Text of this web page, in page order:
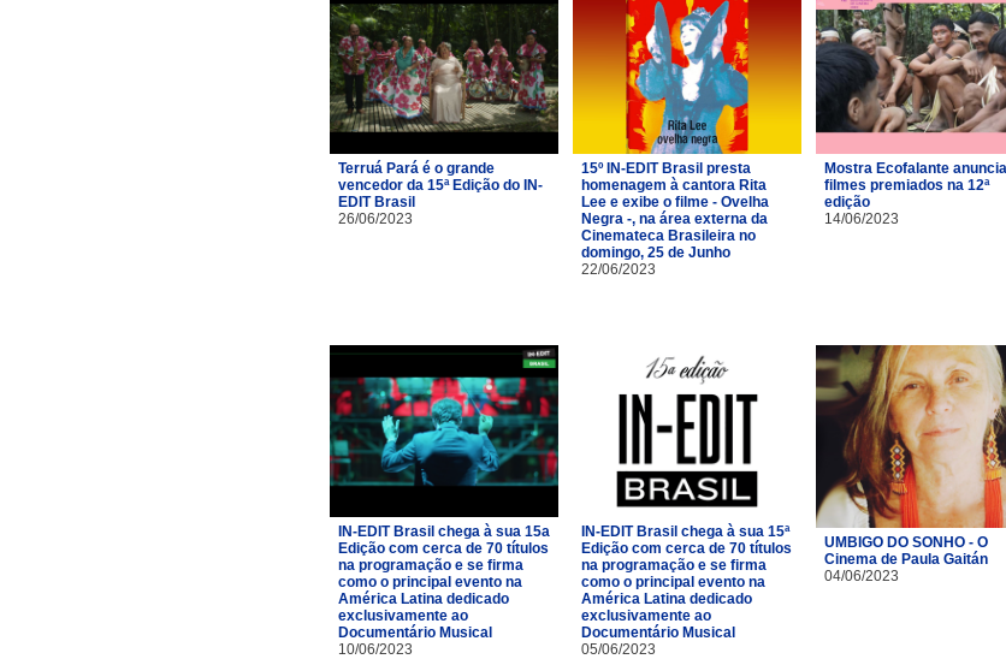
Terruá Pará é o grande
vencedor da 15ª Edição do IN-
EDIT Brasil
26/06/2023
15º IN-EDIT Brasil presta
homenagem à cantora Rita
Lee e exibe o filme - Ovelha
Negra -, na área externa da
Cinemateca Brasileira no
domingo, 25 de Junho
22/06/2023
Mostra Ecofalante
filmes premiados na 12ª
edição
14/06/2023
IN-EDIT Brasil chega à sua 15a
Edição com cerca de 70 títulos
na programação e se firma
como o principal evento na
América Latina dedicado
exclusivamente ao
Documentário Musical
10/06/2023
IN-EDIT Brasil chega à sua 15ª
Edição com cerca de 70 títulos
na programação e se firma
como o principal evento na
América Latina dedicado
exclusivamente ao
Documentário Musical
05/06/2023
UMBIGO DO SONHO - O
Cinema de Paula Gaitán
04/06/2023